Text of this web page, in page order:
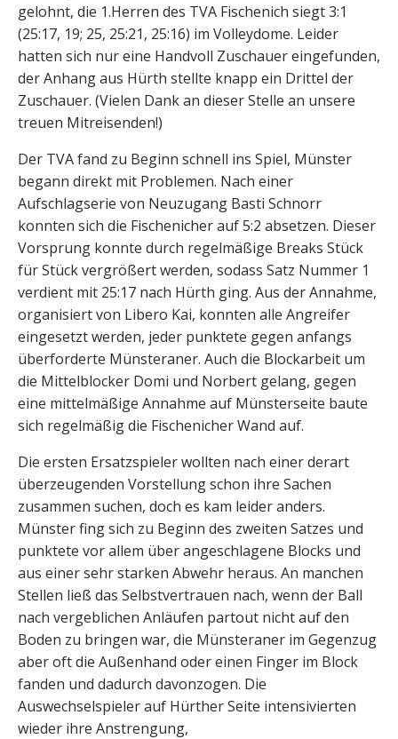
gelohnt, die 1.Herren des TVA Fischenich siegt 3:1
(25:17, 19; 25, 25:21, 25:16) im Volleydome. Leider
hatten sich nur eine Handvoll Zuschauer eingefunden,
der Anhang aus Hürth stellte knapp ein Drittel der
Zuschauer. (Vielen Dank an dieser Stelle an unsere
treuen Mitreisenden!)
Der TVA fand zu Beginn schnell ins Spiel, Münster
begann direkt mit Problemen. Nach einer
Aufschlagserie von Neuzugang Basti Schnorr
konnten sich die Fischenicher auf 5:2 absetzen. Dieser
Vorsprung konnte durch regelmäßige Breaks Stück
für Stück vergrößert werden, sodass Satz Nummer 1
verdient mit 25:17 nach Hürth ging. Aus der Annahme,
organisiert von Libero Kai, konnten alle Angreifer
eingesetzt werden, jeder punktete gegen anfangs
überforderte Münsteraner. Auch die Blockarbeit um
die Mittelblocker Domi und Norbert gelang, gegen
eine mittelmäßige Annahme auf Münsterseite baute
sich regelmäßig die Fischenicher Wand auf.
Die ersten Ersatzspieler wollten nach einer derart
überzeugenden Vorstellung schon ihre Sachen
zusammen suchen, doch es kam leider anders.
Münster fing sich zu Beginn des zweiten Satzes und
punktete vor allem über angeschlagene Blocks und
aus einer sehr starken Abwehr heraus. An manchen
Stellen ließ das Selbstvertrauen nach, wenn der Ball
nach vergeblichen Anläufen partout nicht auf den
Boden zu bringen war, die Münsteraner im Gegenzug
aber oft die Außenhand oder einen Finger im Block
fanden und dadurch davonzogen. Die
Auswechselspieler auf Hürther Seite intensivierten
wieder ihre Anstrengung,